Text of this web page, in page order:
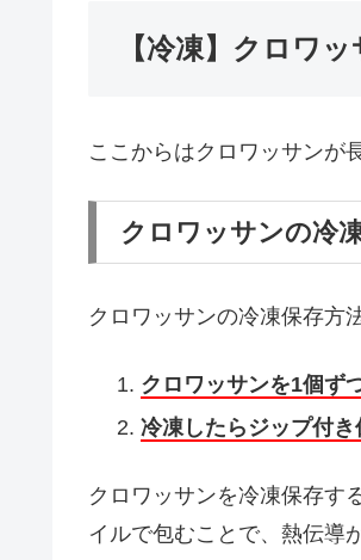
【冷凍】クロワ
ここからはクロワッサンが
クロワッサンの冷
クロワッサンの冷凍保存方
クロワッサンを1個ず
冷凍したらジップ付
クロワッサンを冷凍保存す
イルで包むことで、熱伝導